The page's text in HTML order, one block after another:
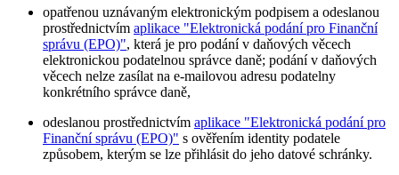
opatřenou uznávaným elektronickým podpisem a odeslanou
prostřednictvím aplikace "Elektronická podání pro Finanční
správu (EPO)", která je pro podání v daňových věcech
elektronickou podatelnou správce daně; podání v daňových
věcech nelze zasílat na e-mailovou adresu podatelny
konkrétního správce daně,
odeslanou prostřednictvím aplikace "Elektronická podání pro
Finanční správu (EPO)" s ověřením identity podatele
způsobem, kterým se lze přihlásit do jeho datové schránky.